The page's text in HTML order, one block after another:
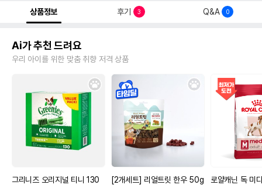
상품정보 후기 3 Q&A 0
Ai가 추천 드려요
우리 아이를 위한 맞춤 취향 저격 상품
그리니즈 오리지널 티니 130
[2개세트] 리얼트릿 한우 50g
로얄캐닌 독 미